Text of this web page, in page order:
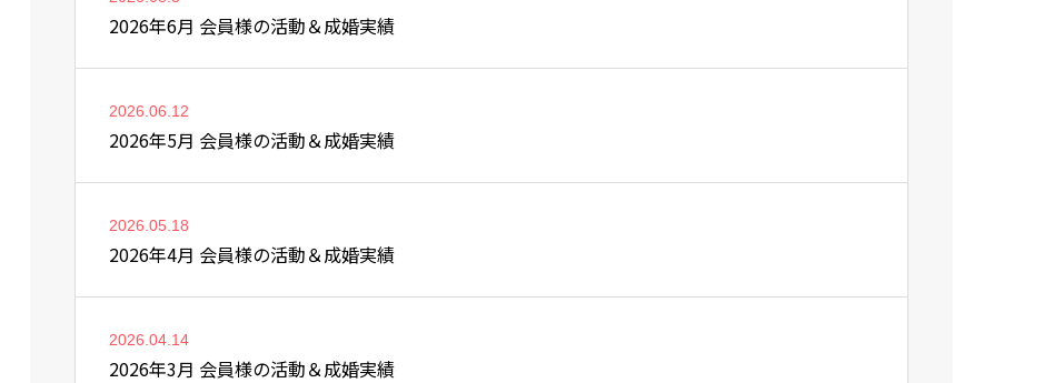
2026年6月 会員様の活動＆成婚実績
2026.06.12
2026年5月 会員様の活動＆成婚実績
2026.05.18
2026年4月 会員様の活動＆成婚実績
2026.04.14
2026年3月 会員様の活動＆成婚実績